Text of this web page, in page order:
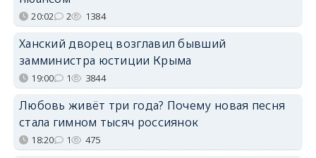
20:02 2 1384
Ханский дворец возглавил бывший
замминистра юстиции Крыма
19:00 1 3844
Любовь живёт три года? Почему новая песня
стала гимном тысяч россиянок
18:20 1 475